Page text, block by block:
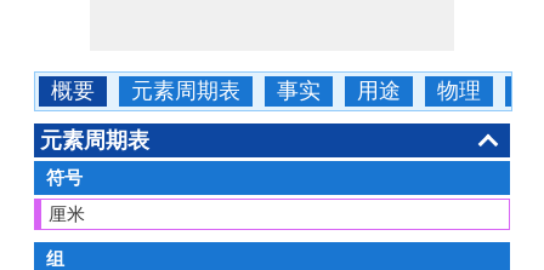
概要 元素周期表 事实 用途 物理
元素周期表
符号
厘米
组